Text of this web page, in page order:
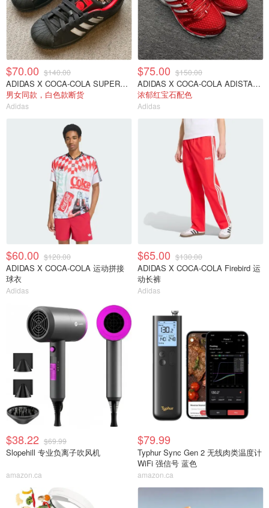
$70.00 $140.00
ADIDAS X COCA-COLA SUPERSTAR II 贝壳头
男女同款，白色款断货
Adidas
$75.00 $150.00
ADIDAS X COCA-COLA ADISTAR CONTROL 5 运动鞋
浓郁红宝石配色
Adidas
$60.00 $120.00
ADIDAS X COCA-COLA 运动拼接
球衣
Adidas
$65.00 $130.00
ADIDAS X COCA-COLA Firebird 运
动长裤
Adidas
$38.22 $69.99
Slopehill 专业负离子吹风机
amazon.ca
$79.99
Typhur Sync Gen 2 无线肉类温度计
WiFi 强信号 蓝色
amazon.ca